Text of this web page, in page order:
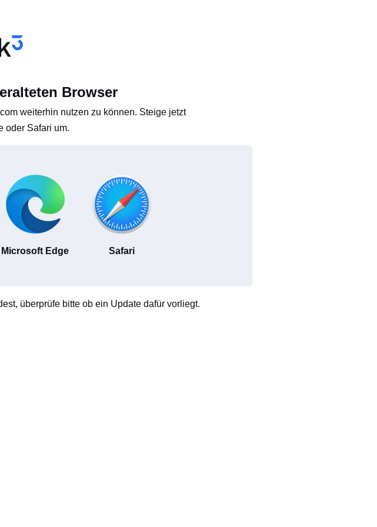
Browser
weiterhin nutzen zu können. Steige jetzt
oder Safari um.
Microsoft Edge Safari
überprüfe bitte ob ein Update dafür vorliegt.